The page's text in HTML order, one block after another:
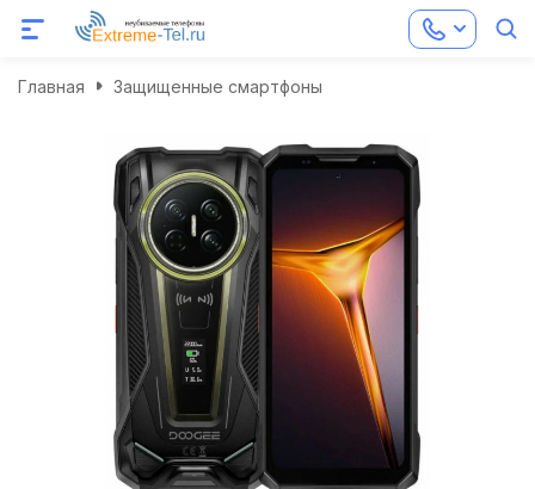
Главная Защищенные смартфоны